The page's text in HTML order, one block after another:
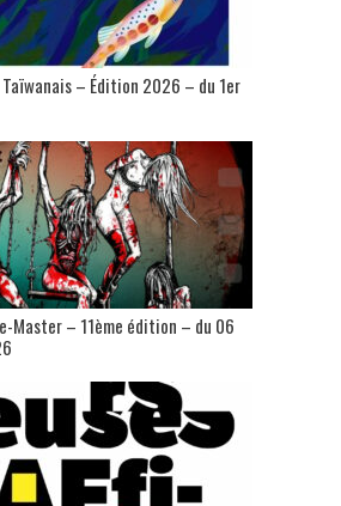
Taïwanais – Édition 2026 – du 1er
Master – 11ème édition – du 06